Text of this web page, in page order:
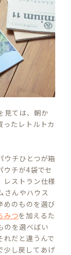
見ては、朝か
ったレトルトカ
ウチひとつが箱
ウチが4袋でセ
レストラン仕様
さんやハウス
めのものを選び
みつを加えるた
のを選べばい
れだと違うんで
少し戻してあげ